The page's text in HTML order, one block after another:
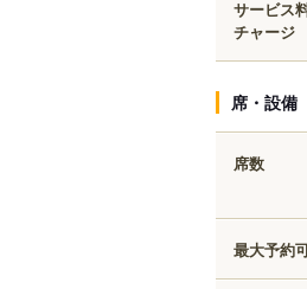
サービス
チャージ
席・設備
席数
最大予約